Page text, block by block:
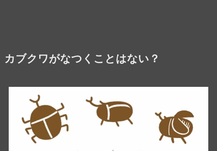
カブクワがなつくことはない？